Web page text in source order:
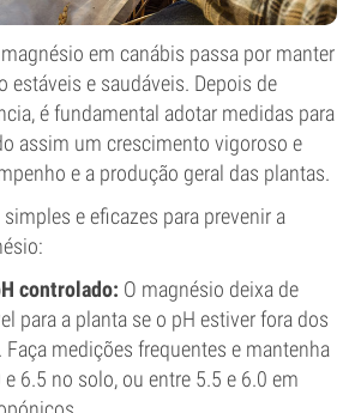
em canábis passa por manter
estáveis e saudáveis. Depois de
é fundamental adotar medidas para
assim um crescimento vigoroso e
e a produção geral das plantas.
e eficazes para prevenir a
controlado: O magnésio deixa de
para a planta se o pH estiver fora dos
Faça medições frequentes e mantenha
6.5 no solo, ou entre 5.5 e 6.0 em